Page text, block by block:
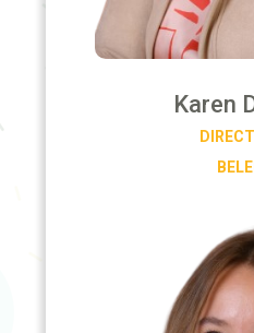
Karen